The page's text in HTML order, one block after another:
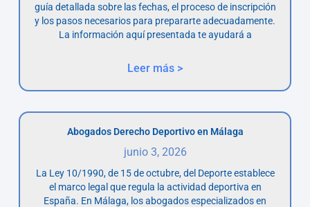
guía detallada sobre las fechas, el proceso de inscripción
y los pasos necesarios para prepararte adecuadamente.
La información aquí presentada te ayudará a
Leer más >
Abogados Derecho Deportivo en Málaga
junio 3, 2026
La Ley 10/1990, de 15 de octubre, del Deporte establece
el marco legal que regula la actividad deportiva en
España. En Málaga, los abogados especializados en